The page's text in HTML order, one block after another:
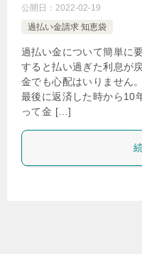
公開日： 2022-02-19
過払い金請求 知恵袋
過払い金について簡単に
すると払い過ぎた利息が
金でも心配はいりません
最後に返済した時から10
って金 […]